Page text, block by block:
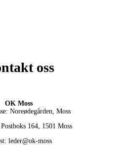
oss
OK Moss
Noreødegården, Moss
Postboks 164, 1501 Moss
leder@ok-moss